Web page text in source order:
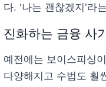
다. ‘나는 괜찮겠지’라
진화하는 금융 사
예전에는 보이스피싱
다양해지고 수법도 훨